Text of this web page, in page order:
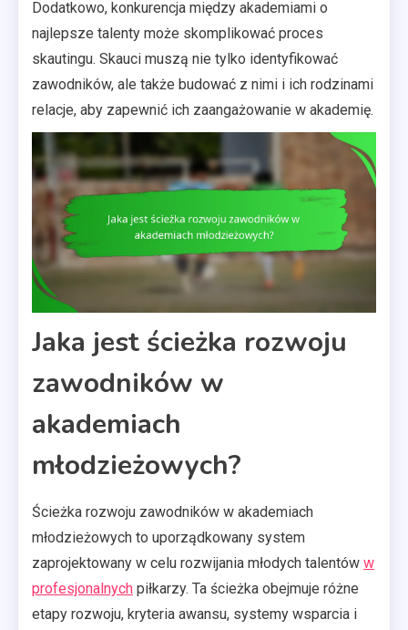
Dodatkowo, konkurencja między akademiami o
najlepsze talenty może skomplikować proces
skautingu. Skauci muszą nie tylko identyfikować
zawodników, ale także budować z nimi i ich rodzinami
relacje, aby zapewnić ich zaangażowanie w akademię.
Jaka jest ścieżka rozwoju
zawodników w
akademiach
młodzieżowych?
Ścieżka rozwoju zawodników w akademiach
młodzieżowych to uporządkowany system
zaprojektowany w celu rozwijania młodych talentów w
profesjonalnych piłkarzy. Ta ścieżka obejmuje różne
etapy rozwoju, kryteria awansu, systemy wsparcia i